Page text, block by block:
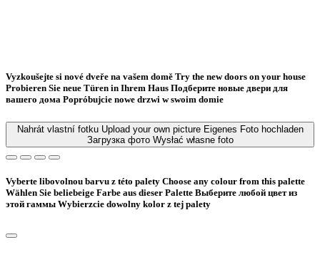
Vyzkoušejte si nové dveře na vašem domě Try the new doors on your house
Probieren Sie neue Türen in Ihrem Haus Подберите новые двери для
вашего дома Popróbujcie nowe drzwi w swoim domie
Nahrát vlastní fotku Upload your own picture Eigenes Foto hochladen
Загрузка фото Wysłać własne foto
Vyberte libovolnou barvu z této palety Choose any colour from this palette
Wählen Sie beliebeige Farbe aus dieser Palette Bыберите любой цвет из
этой гаммы Wybierzcie dowolny kolor z tej palety